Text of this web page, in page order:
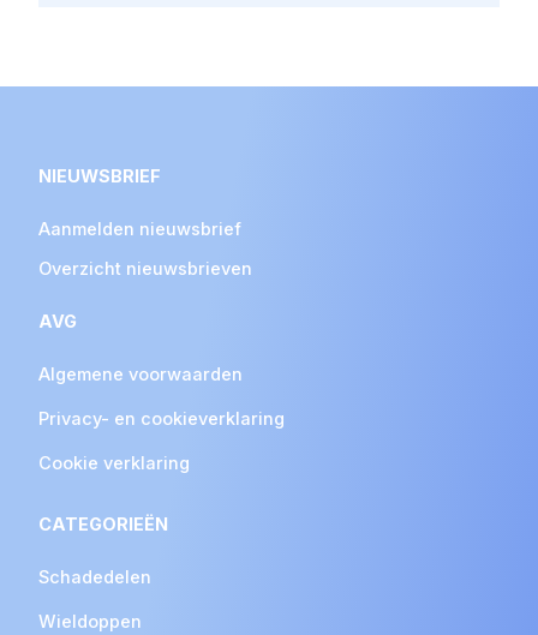
NIEUWSBRIEF
Aanmelden nieuwsbrief
Overzicht nieuwsbrieven
AVG
Algemene voorwaarden
Privacy- en cookieverklaring
Cookie verklaring
CATEGORIEËN
Schadedelen
Wieldoppen